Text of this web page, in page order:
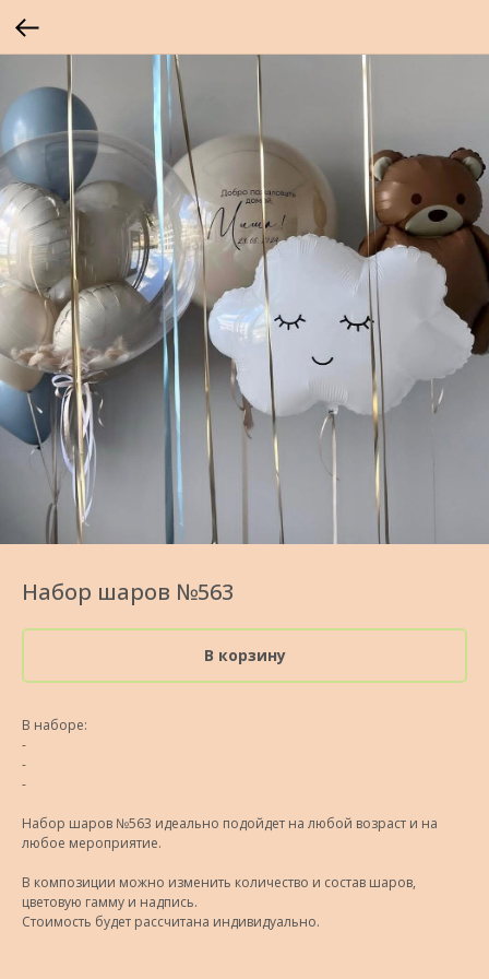
Набор шаров №563
В корзину
В наборе:
-
-
-
Набор шаров №563 идеально подойдет на любой возраст и на
любое мероприятие.
В композиции можно изменить количество и состав шаров,
цветовую гамму и надпись.
Стоимость будет рассчитана индивидуально.